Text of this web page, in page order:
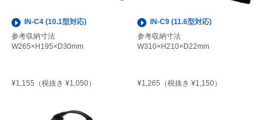
IN-C4 (10.1型対応)
参考収納寸法
W265×H195×D30mm
¥1,155 （税抜き ¥1,050）
IN-C9 (11.6型対応)
参考収納寸法
W310×H210×D22mm
¥1,265 （税抜き ¥1,150）